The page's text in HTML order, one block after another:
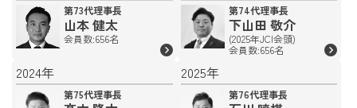
第73代理事長
山本 健太
会員数:656名
第74代理事長
下山田 敬介
(2025年JCI会頭)
会員数:656名
2024年
第75代理事長
2025年
第76代理事長